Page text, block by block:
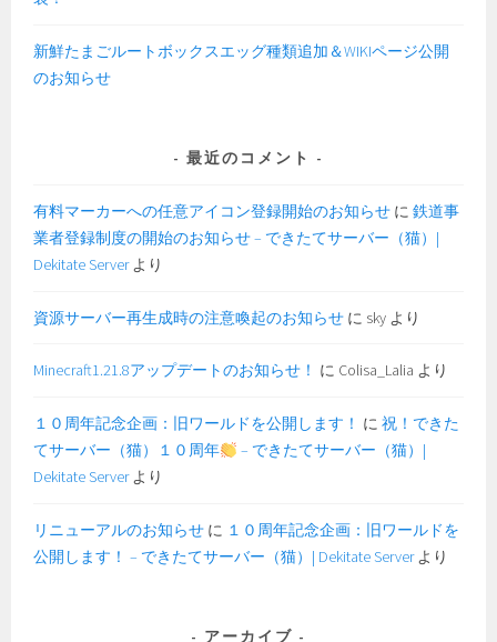
新鮮たまごルートボックスエッグ種類追加＆WIKIページ公開
のお知らせ
最近のコメント
有料マーカーへの任意アイコン登録開始のお知らせ に鉄道事
業者登録制度の開始のお知らせ – できたてサーバー（猫）|
Dekitate Serverより
資源サーバー再生成時の注意喚起のお知らせ に sky より
Minecraft1.21.8アップデートのお知らせ！ に Colisa_Lalia より
１０周年記念企画：旧ワールドを公開します！ に祝！できた
てサーバー（猫）１０周年
– できたてサーバー（猫）|
Dekitate Serverより
リニューアルのお知らせ に １０周年記念企画：旧ワールドを
公開します！ – できたてサーバー（猫）| Dekitate Serverより
アーカイブ